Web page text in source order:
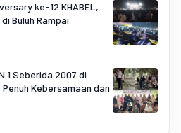
ke-12 KHABEL,
di Buluh Rampai
1 Seberida 2007 di
Kebersamaan dan